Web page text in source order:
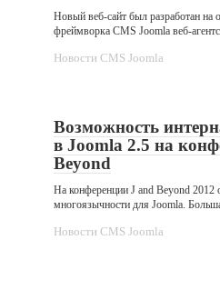
Новый веб-сайт был разработан на
фреймворка CMS Joomla веб-
Новости CMS Joomla
Возможность
в Joomla 2.5 на
Beyond
На конференции J and Beyond 2012
многоязычности для Joomla.
Новости CMS Joomla